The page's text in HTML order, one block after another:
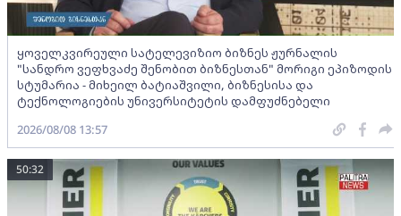
ყოველკვირეული სატელევიზიო ბიზნეს ჟურნალის
"სანდრო ვეფხვაძე შენობით ბიზნესთან" მორიგი ეპიზოდის
სტუმარია - მიხეილ ბატიაშვილი, ბიზნესისა და
ტექნოლოგიების უნივერსიტეტის დამფუძნებელი
2026/08/08 13:57
50:32